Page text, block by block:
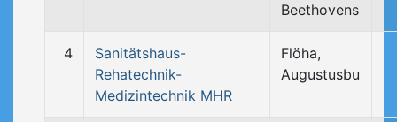
Beethovens
4
Sanitätshaus-
Rehatechnik-
Medizintechnik MHR
Flöha,
Augustusbu